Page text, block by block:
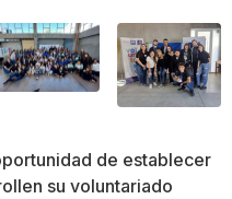
de establecer
su voluntariado